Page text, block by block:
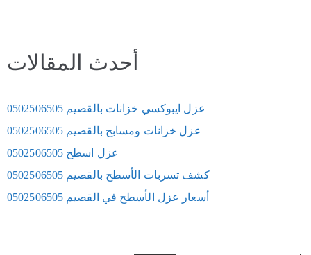
أحدث المقالات
عزل ايبوكسي خزانات بالقصيم 0502506505
عزل خزانات ومسابح بالقصيم 0502506505
عزل اسطح 0502506505
كشف تسربات الأسطح بالقصيم 0502506505
أسعار عزل الأسطح في القصيم 0502506505